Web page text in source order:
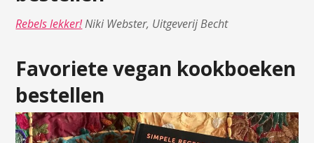
Rebels lekker!Niki Webster, Uitgeverij Becht
Favoriete vegan kookboeken
bestellen